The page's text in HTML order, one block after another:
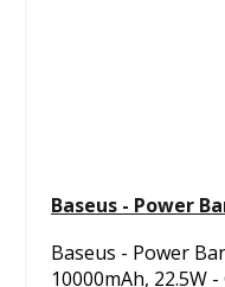
Baseus - Power
Baseus - Power
10000mAh, 22.5W